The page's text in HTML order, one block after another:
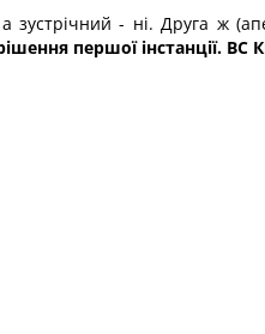
- ні. Друга ж
першої інстанції. ВС